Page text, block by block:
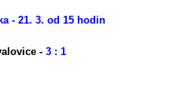
- 21. 3. od 15 hodin
- 3 : 1